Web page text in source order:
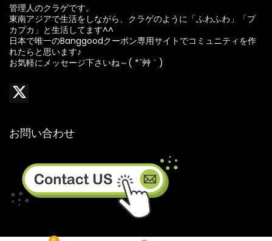
管理人のクラゲです。
東南アジアで生活をしながら、クラゲのように「ふわふわ」「プ
カプカ」と生活してます^^
日本で唯一のBanggoodクーポン専用サイトでコミュニティを作
れたらと思います♪
お気軽にメッセージ下さいね～( *´艸｀)
お問い合わせ